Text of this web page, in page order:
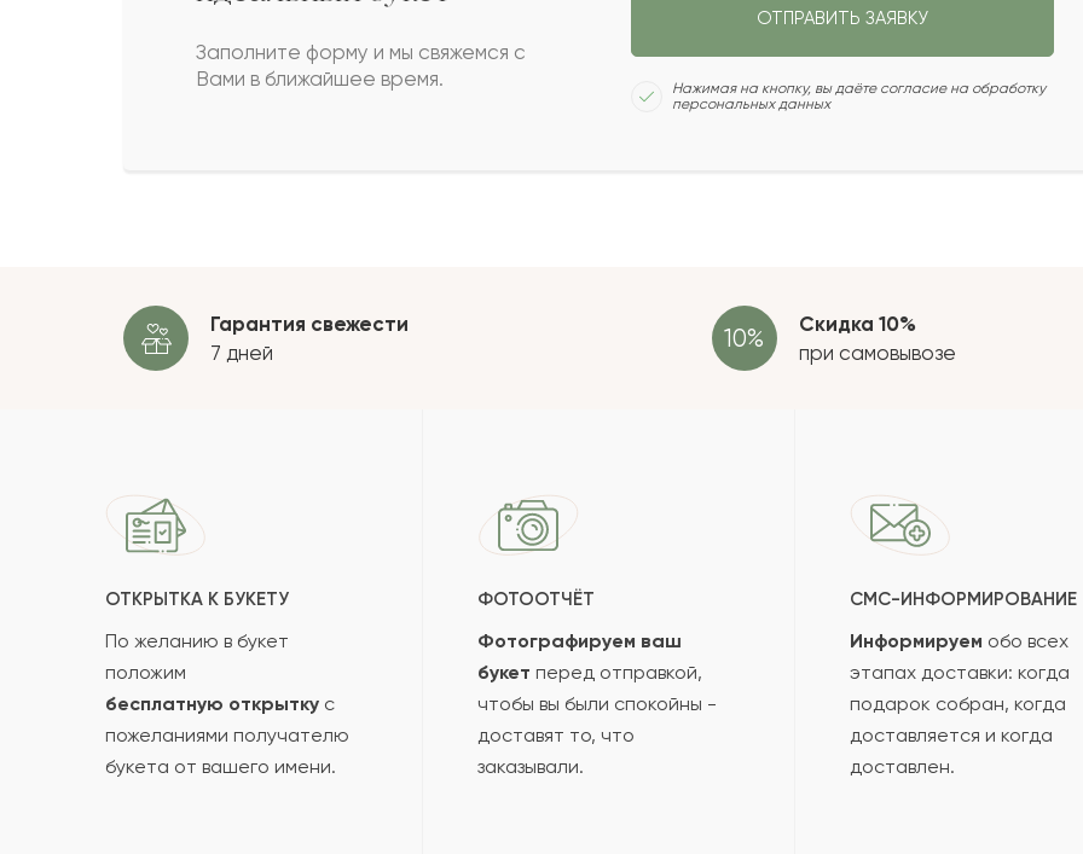
2022-04-02
2022-02-13
Заполните форму и мы свяжемся с
Вами в ближайшее время.
ОТПРАВИТЬ ЗАЯВКУ
Нажимая на кнопку, вы даёте согласие на обработку
персональных данных
Гарантия свежести
7 дней
Скидка 10%
при самовывозе
ОТКРЫТКА К БУКЕТУ
По желанию в букет
положим
бесплатную открытку с
пожеланиями получателю
букета от вашего имени.
ФОТООТЧЁТ
Фотографируем ваш
букет перед отправкой,
чтобы вы были спокойны -
доставят то, что
заказывали.
СМС-ИНФОРМИРОВАНИЕ
Информируем обо всех
этапах доставки: когда
подарок собран, когда
доставляется и когда
доставлен.